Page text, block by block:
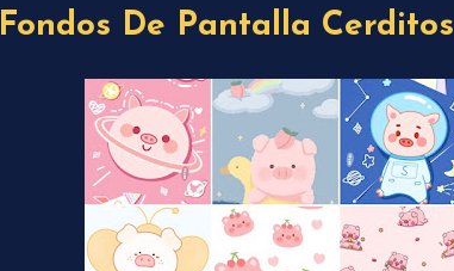
Fondos De Pantalla Cerditos